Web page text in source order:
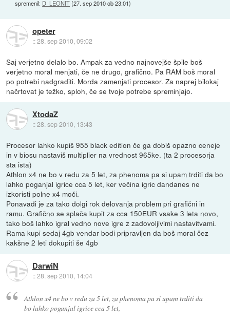
spremenil: D_LEONIT(27. sep 2010 ob 23:01)
opeter
::28. sep 2010, 09:02
Saj verjetno delalo bo. Ampak za vedno najnovejše špile boš
verjetno moral menjati, če ne drugo, grafično. Pa RAM boš moral
po potrebi nadgraditi. Morda zamenjati procesor. Za naprej bilokaj
načrtovat je težko, sploh, če se tvoje potrebe spreminjajo.
XtodaZ
::28. sep 2010, 13:43
Procesor lahko kupiš 955 black edition če ga dobiš opazno ceneje
in v biosu nastaviš multiplier na vrednost 965ke. (ta 2 procesorja
sta ista)
Athlon x4 ne bo v redu za 5 let, za phenoma pa si upam trditi da bo
lahko poganjal igrice cca 5 let, ker večina igric dandanes ne
izkoristi polne x4 moči.
Ponavadi je za tako dolgi rok delovanja problem pri grafični in
ramu. Grafično se splača kupit za cca 150EUR vsake 3 leta novo,
tako boš lahko igral vedno nove igre z zadovoljivimi nastavitvami.
Rama kupi sedaj 4gb vendar bodi pripravljen da boš moral čez
kakšne 2 leti dokupiti še 4gb
DarwiN
::28. sep 2010, 14:04
Athlon x4 ne bo v redu za 5 let, za phenoma pa si upam trditi da
bo lahko poganjal igrice cca 5 let,